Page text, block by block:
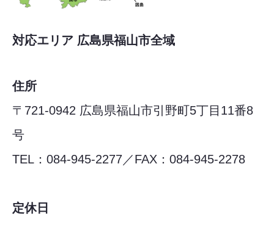
対応エリア 広島県福山市全域
住所
〒721-0942 広島県福山市引野町5丁目11番8
号
TEL：084-945-2277／FAX：084-945-2278
定休日